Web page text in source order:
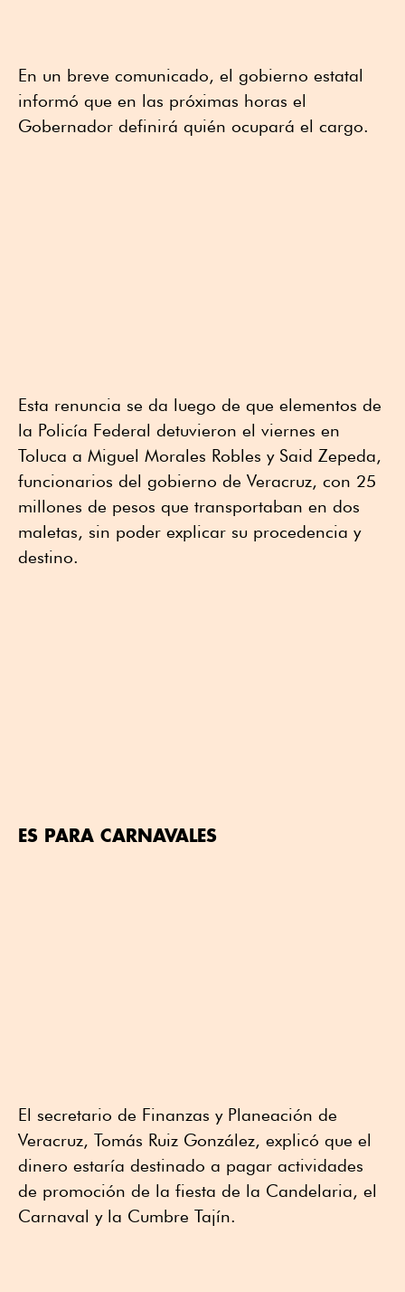
En un breve comunicado, el gobierno estatal
informó que en las próximas horas el
Gobernador definirá quién ocupará el cargo.
Esta renuncia se da luego de que elementos de
la Policía Federal detuvieron el viernes en
Toluca a Miguel Morales Robles y Said Zepeda,
funcionarios del gobierno de Veracruz, con 25
millones de pesos que transportaban en dos
maletas, sin poder explicar su procedencia y
destino.
ES PARA CARNAVALES
El secretario de Finanzas y Planeación de
Veracruz, Tomás Ruiz González, explicó que el
dinero estaría destinado a pagar actividades
de promoción de la fiesta de la Candelaria, el
Carnaval y la Cumbre Tajín.